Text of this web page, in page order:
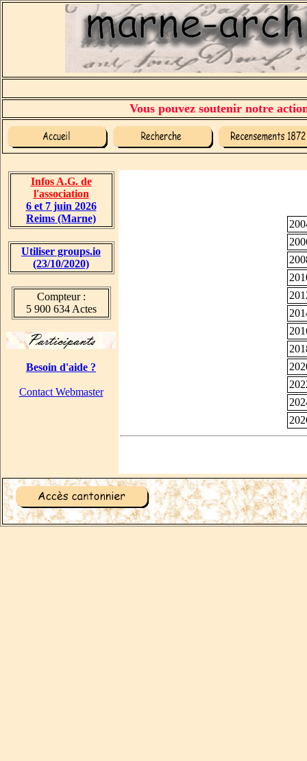
Vous pouvez soutenir notre
Infos A.G. de
l'association
6 et 7 juin 2026
Reims (Marne)
Utiliser groups.io
(23/10/2020)
Compteur :
5 900 634 Actes
Besoin d'aide ?
Contact Webmaster